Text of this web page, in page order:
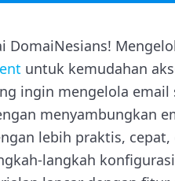
DomaiNesians!
untuk kemudahan
ingin mengelola
menyambungkan
lebih praktis,
langkah